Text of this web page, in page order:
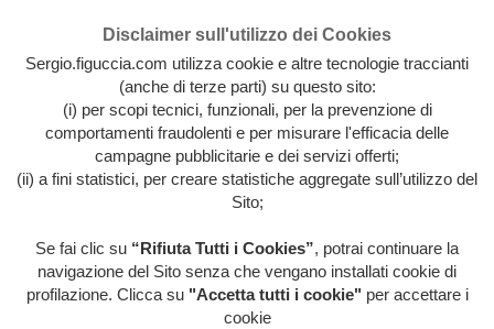
Archivio intera attività artistica di Sergio Figuccia & Opinionismo
personale
Disclaimer sull'utilizzo dei Cookies
Sergio.figuccia.com utilizza cookie e altre tecnologie traccianti
(anche di terze parti) su questo sito:
(i) per scopi tecnici, funzionali, per la prevenzione di
comportamenti fraudolenti e per misurare l'efficacia delle
campagne pubblicitarie e dei servizi offerti;
(ii) a fini statistici, per creare statistiche aggregate sull’utilizzo del
Sito;
Se fai clic su “Rifiuta Tutti i Cookies”, potrai continuare la
navigazione del Sito senza che vengano installati cookie di
profilazione. Clicca su "Accetta tutti i cookie" per accettare i
cookie